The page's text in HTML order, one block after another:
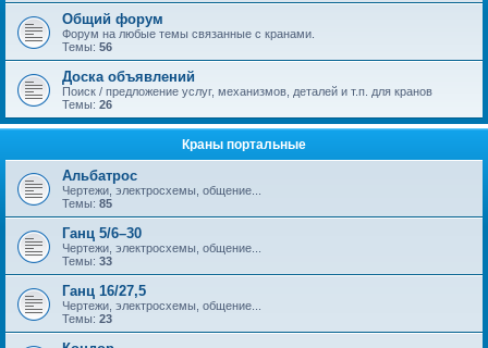
Общий форум
Форум на любые темы связанные с кранами.
Темы: 56
Доска объявлений
Поиск / предложение услуг, механизмов, деталей и т.п. для кранов
Темы: 26
Краны портальные
Альбатрос
Чертежи, электросхемы, общение...
Темы: 85
Ганц 5/6–30
Чертежи, электросхемы, общение...
Темы: 33
Ганц 16/27,5
Чертежи, электросхемы, общение...
Темы: 23